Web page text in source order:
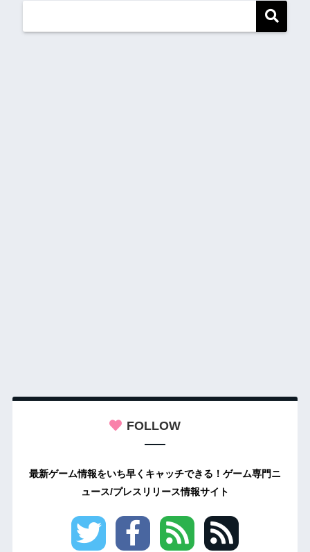
FOLLOW
最新ゲーム情報をいち早くキャッチできる！ゲーム専門ニ
ュース/プレスリリース情報サイト